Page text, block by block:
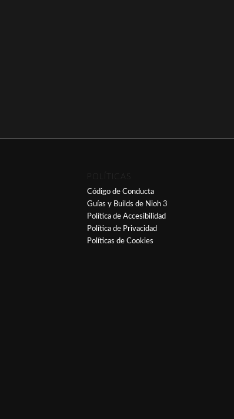
POLÍTICAS
Código de Conducta
Guías y Builds de Nioh 3
Política de Accesibilidad
Política de Privacidad
Políticas de Cookies